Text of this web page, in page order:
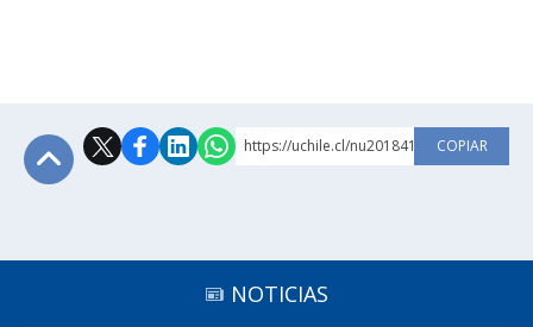
https://uchile.cl/nu201841 COPIAR
NOTICIAS